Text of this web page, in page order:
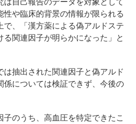
性や臨床的背景の情報が限られる
で、「漢方薬による偽アルドステ
る関連因子が明らかになった」と
は抽出された関連因子と偽アルド
係については検証できず、今後の
のうち、高血圧を特定できたこ